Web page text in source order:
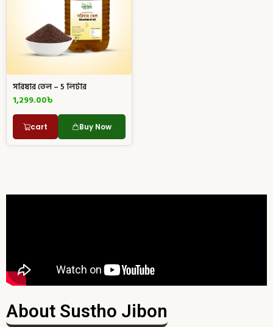
সরিষার তেল – 5 লিটার
1,299.00৳
cart Buy Now
About Sustho Jibon